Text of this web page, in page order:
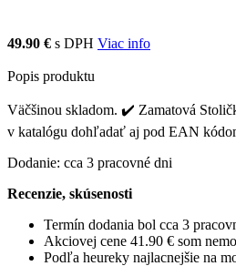
49.90 € s DPH Viac info
Popis produktu
Väčšinou skladom. ✔️ Zamatová
v katalógu dohľadať aj pod EAN
Dodanie: cca 3 pracovné dni
Recenzie, skúsenosti
Termín dodania bol cca 3
Akciovej cene 41.90 € som
Podľa heureky najlacnejšie na